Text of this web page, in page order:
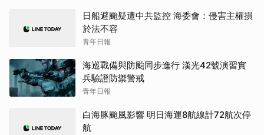
日船避颱疑遭中共監控 海委會：侵害主權損
於法不容
青年日報
海巡戰備與防颱同步進行 漢光42號演習實
兵驗證防禦警戒
青年日報
白海豚颱風影響 明日海運8航線計72航次停
航